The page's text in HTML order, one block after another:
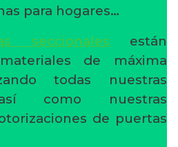
para hogares…
seccionales están
de máxima
todas nuestras
así como nuestras
de puertas